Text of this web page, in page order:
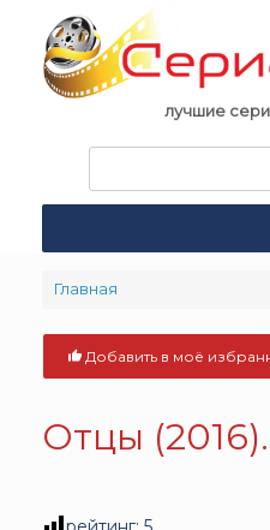
content
лучшие
поиска:
Главная
Добавить в моё
Отцы